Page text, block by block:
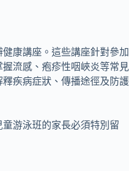
康講座。這些講座針對參加
流感、疱疹性咽峽炎等常見
疾病症狀、傳播途徑及防護
游泳班的家長必須特別留